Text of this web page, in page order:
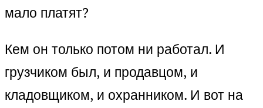
мало платят?
Кем он только потом ни работал. И
грузчиком был, и продавцом, и
кладовщиком, и охранником. И вот на